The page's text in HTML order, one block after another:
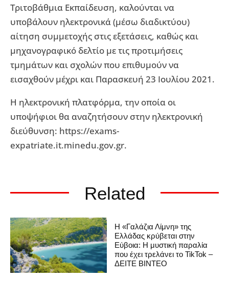
Τριτοβάθμια Εκπαίδευση, καλούνται να
υποβάλουν ηλεκτρονικά (μέσω διαδικτύου)
αίτηση συμμετοχής στις εξετάσεις, καθώς και
μηχανογραφικό δελτίο με τις προτιμήσεις
τμημάτων και σχολών που επιθυμούν να
εισαχθούν μέχρι και Παρασκευή 23 Ιουλίου 2021.
Η ηλεκτρονική πλατφόρμα, την οποία οι
υποψήφιοι θα αναζητήσουν στην ηλεκτρονική
διεύθυνση: https://exams-
expatriate.it.minedu.gov.gr.
Related
Η «Γαλάζια Λίμνη» της
Ελλάδας κρύβεται στην
Εύβοια: Η μυστική παραλία
που έχει τρελάνει το TikTok –
ΔΕΙΤΕ ΒΙΝΤΕΟ